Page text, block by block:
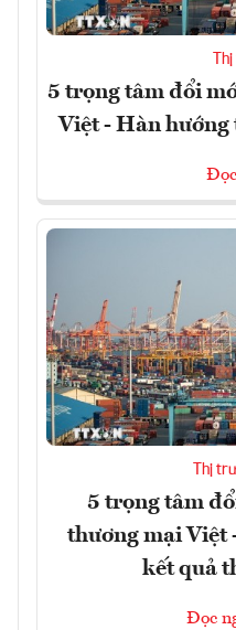
5 trọng tâm đổi
Việt - Hàn hướng
Thị
5 trọng tâm
thương mại Việt
kết quả
Đọc